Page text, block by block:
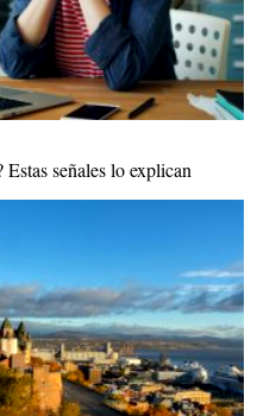
Estas señales lo explican